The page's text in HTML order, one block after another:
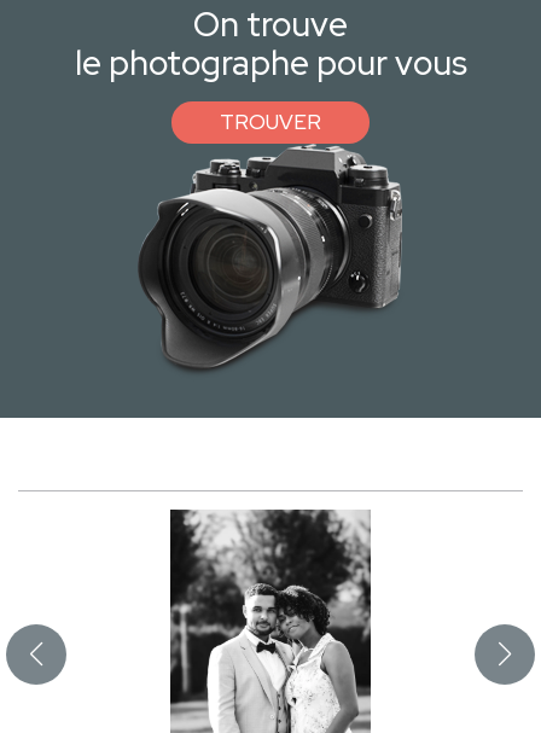
On trouve
le photographe pour vous
TROUVER